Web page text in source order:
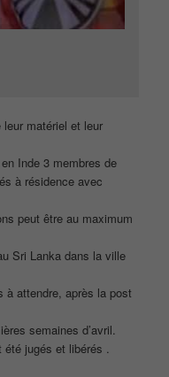
matériel et leur
Inde 3 membres de
à résidence avec
peut être au maximum
Sri Lanka dans la ville
à attendre, après la post
semaines d’avril.
été jugés et libérés .